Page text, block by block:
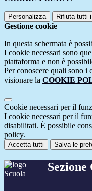
Personalizza Rifiuta tutti
Gestione cookie
In questa schermata è
I cookie necessari sono
piattaforma e non è
Per conoscere quali sono i
visionare la COOKIE
Cookie necessari per il
I cookie necessari per il
disabilitati. È possibile
policy.
Accetta tutti Salva le